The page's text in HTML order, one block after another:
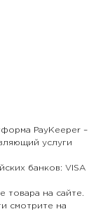
PayKeeper –
услуги
банков: VISA
товара на сайте.
смотрите на